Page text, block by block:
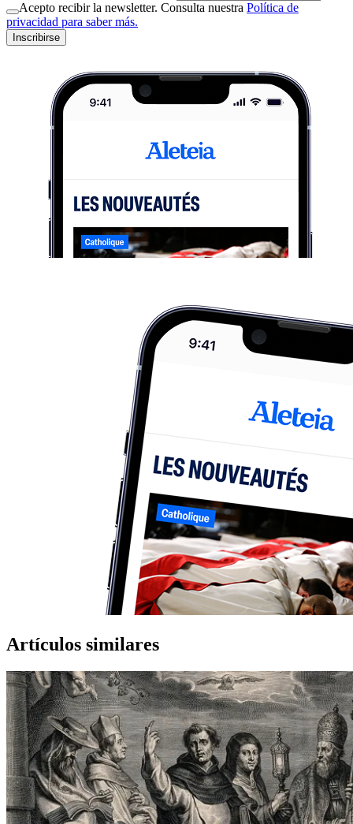
Acepto recibir la newsletter. Consulta nuestra Política de
privacidad para saber más.
Inscribirse
Artículos similares